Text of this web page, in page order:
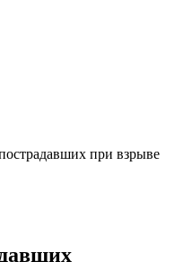
при взрыве